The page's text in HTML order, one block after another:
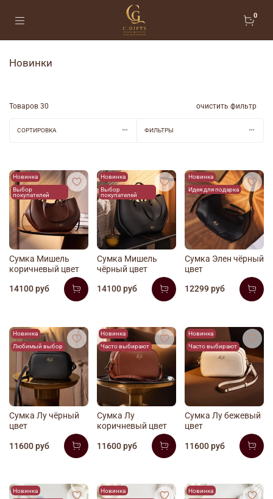
0
Новинки
Товаров 30 очистить фильтр
СОРТИРОВКА ФИЛЬТРЫ
Новинка
Выбор
покупателей
Сумка Мишель
коричневый цвет
14100 руб
Новинка
Выбор
покупателей
Сумка Мишель
чёрный цвет
14100 руб
Новинка
Идея для подарка
Сумка Элен чёрный
цвет
12299 руб
Новинка
Любимый выбор
Сумка Лу чёрный
цвет
11600 руб
Новинка
Часто выбирают
Сумка Лу
коричневый цвет
11600 руб
Новинка
Часто выбирают
Сумка Лу бежевый
цвет
11600 руб
Новинка
Новинка
Новинка